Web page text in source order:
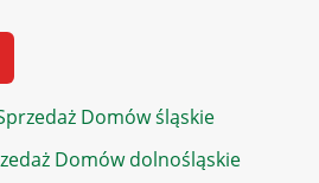
Domów śląskie
Domów dolnośląskie